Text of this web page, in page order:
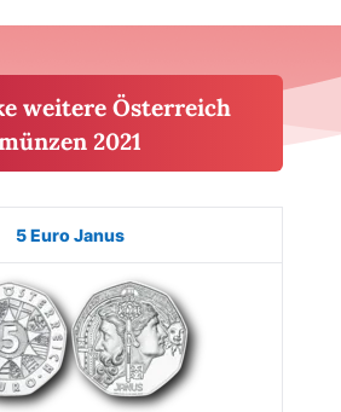
weitere Österreich
2021
Ausgabe Auflage
5 Euro Janus